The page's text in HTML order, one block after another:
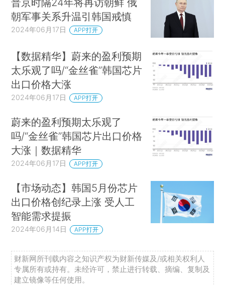
朝军事关系升温引韩国戒慎
2024年06月17日 APP打开
【数据精华】蔚来的盈利预期
太乐观了吗/“金丝雀”韩国芯片
出口价格大涨
2024年06月17日 APP打开
蔚来的盈利预期太乐观了
吗/“金丝雀”韩国芯片出口价格
大涨｜数据精华
2024年06月17日 APP打开
【市场动态】韩国5月份芯片
出口价格创纪录上涨 受人工
智能需求提振
2024年06月14日 APP打开
财新网所刊载内容之知识产权为财新传媒及/或相关权利人
专属所有或持有。未经许可，禁止进行转载、摘编、复制及
建立镜像等任何使用。